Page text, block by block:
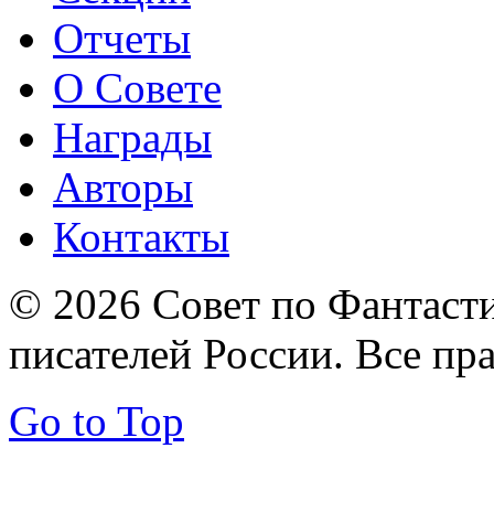
Отчеты
О Совете
Награды
Авторы
Контакты
© 2026 Совет по
писателей России. Все
Go to Top